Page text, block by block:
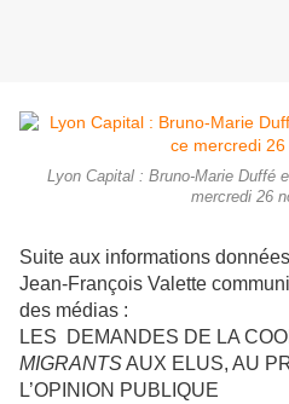
Lyon Capital : Bruno-Marie Duffé
mercredi 26
Suite aux informations données
Jean-François Valette
des médias :
LES DEMANDES DE LA
MIGRANTSAUX ELUS, AU
L’OPINION PUBLIQUE